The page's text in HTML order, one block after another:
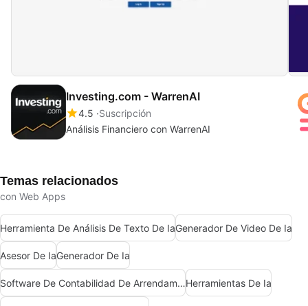
Investing.com - WarrenAI
4.5 Suscripción
Análisis Financiero con WarrenAI
Temas relacionados
con Web Apps
Herramienta De Análisis De Texto De IaGenerador De Video De Ia
Asesor De IaGenerador De Ia
Software De Contabilidad De Arrendamientos Impulsado Por IaHerramientas De Ia